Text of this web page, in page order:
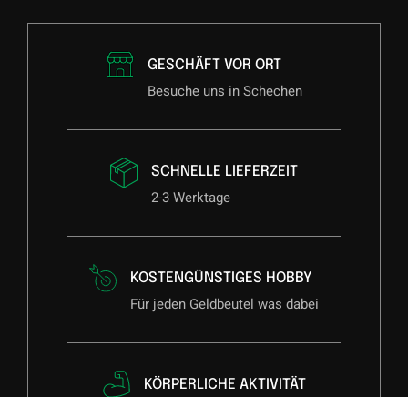
GESCHÄFT VOR ORT
Besuche uns in Schechen
SCHNELLE LIEFERZEIT
2-3 Werktage
KOSTENGÜNSTIGES HOBBY
Für jeden Geldbeutel was dabei
KÖRPERLICHE AKTIVITÄT